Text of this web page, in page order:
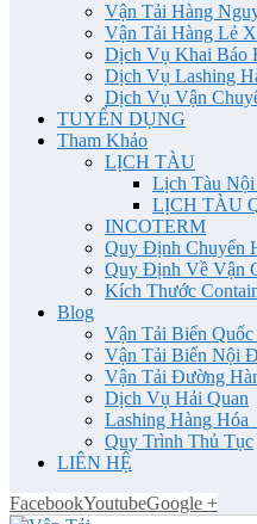
Vận Tải Hàng
Vận Tải Hàng Lẻ
Dịch Vụ Khai Báo
Dịch Vụ Lashing
Dịch Vụ Vận
TUYỂN DỤNG
Tham Khảo
LỊCH TÀU
Lịch Tàu
LỊCH TÀU
INCOTERM
Quy Định Chuyển
Quy Định Về Vận
Kích Thước
Blog
Vận Tải Biển Quốc
Vận Tải Biển Nội
Vận Tải Đường
Dịch Vụ Hải Quan
Lashing Hàng Hóa
Quy Trình Thủ Tục
LIÊN HỆ
FacebookYoutubeGoogle +